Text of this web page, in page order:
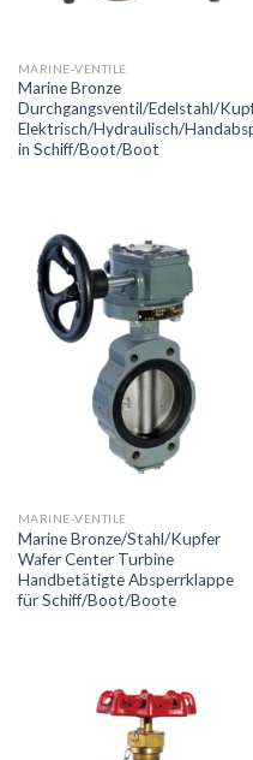
MARINE-VENTILE
Marine Bronze
Durchgangsventil/Edelstahl/
Elektrisch/Hydraulisch/
in Schiff/Boot/Boot
MARINE-VENTILE
Marine Bronze/Stahl/Kupfer
Wafer Center Turbine
Handbetätigte Absperrklappe
für Schiff/Boot/Boote